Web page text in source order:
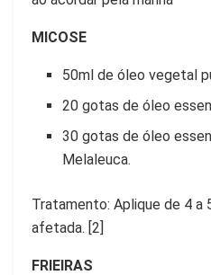
MICOSE
50ml de óleo vegetal
20 gotas de óleo
30 gotas de óleo
Melaleuca.
Tratamento: Aplique de 4 a
afetada. [2]
FRIEIRAS